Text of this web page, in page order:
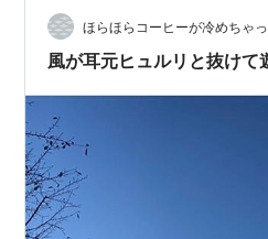
ほらほらコーヒーが冷めちゃ
風が耳元ヒュルリと抜けて